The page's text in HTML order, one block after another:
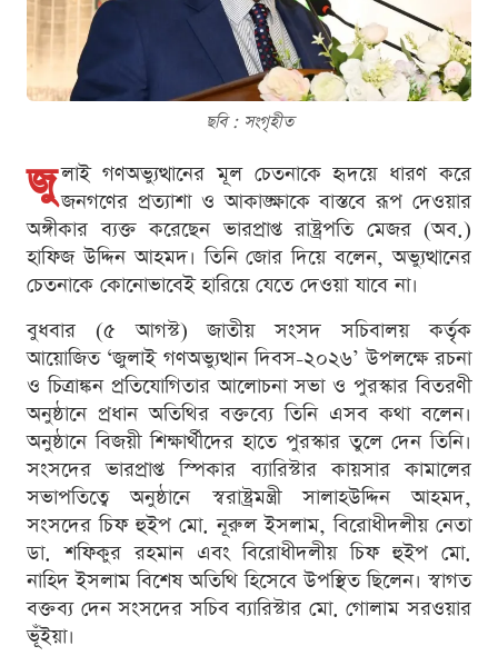
ছবি : সংগৃহীত
জু লাই গণঅভ্যুত্থানের মূল চেতনাকে হৃদয়ে ধারণ করে
জনগণের প্রত্যাশা ও আকাঙ্ক্ষাকে বাস্তবে রূপ দেওয়ার
অঙ্গীকার ব্যক্ত করেছেন ভারপ্রাপ্ত রাষ্ট্রপতি মেজর (অব.)
হাফিজ উদ্দিন আহমদ। তিনি জোর দিয়ে বলেন, অভ্যুত্থানের
চেতনাকে কোনোভাবেই হারিয়ে যেতে দেওয়া যাবে না।
বুধবার (৫ আগস্ট) জাতীয় সংসদ সচিবালয় কর্তৃক
আয়োজিত ‘জুলাই গণঅভ্যুত্থান দিবস-২০২৬’ উপলক্ষে রচনা
ও চিত্রাঙ্কন প্রতিযোগিতার আলোচনা সভা ও পুরস্কার বিতরণী
অনুষ্ঠানে প্রধান অতিথির বক্তব্যে তিনি এসব কথা বলেন।
অনুষ্ঠানে বিজয়ী শিক্ষার্থীদের হাতে পুরস্কার তুলে দেন তিনি।
সংসদের ভারপ্রাপ্ত স্পিকার ব্যারিস্টার কায়সার কামালের
সভাপতিত্বে অনুষ্ঠানে স্বরাষ্ট্রমন্ত্রী সালাহউদ্দিন আহমদ,
সংসদের চিফ হুইপ মো. নূরুল ইসলাম, বিরোধীদলীয় নেতা
ডা. শফিকুর রহমান এবং বিরোধীদলীয় চিফ হুইপ মো.
নাহিদ ইসলাম বিশেষ অতিথি হিসেবে উপস্থিত ছিলেন। স্বাগত
বক্তব্য দেন সংসদের সচিব ব্যারিস্টার মো. গোলাম সরওয়ার
ভূঁইয়া।